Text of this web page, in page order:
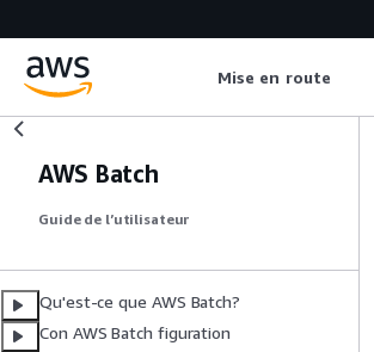
Mise en route
AWS Batch
Guide de l’utilisateur
Qu'est-ce que AWS Batch?
Con AWS Batch figuration